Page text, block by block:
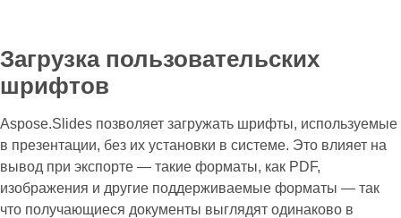
Загрузка пользовательских
шрифтов
Aspose.Slides позволяет загружать шрифты, используемые
в презентации, без их установки в системе. Это влияет на
вывод при экспорте — такие форматы, как PDF,
изображения и другие поддерживаемые форматы — так
что получающиеся документы выглядят одинаково в